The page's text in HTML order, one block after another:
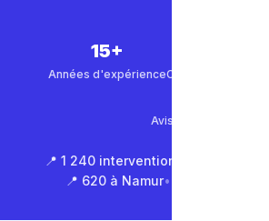
15+
Années d'expérienceClients satisfaits
Avis Google (500+)
📍 1 240 interventions à Bruxelles
📍 620 à Namur• 📍 1 430 en